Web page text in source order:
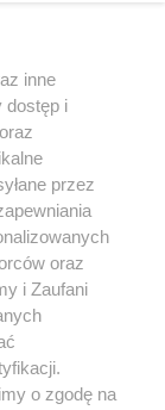
i
sposób (w
polu
w Internecie
lub
prawa, tzn.
może być ścigane
inne
dostęp i
przez
oraz
i Zaufani
o zgodę na